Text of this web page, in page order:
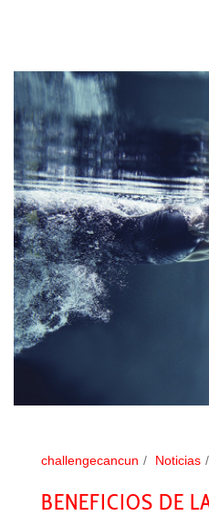
challengecancun Noticias
BENEFICIOS DE